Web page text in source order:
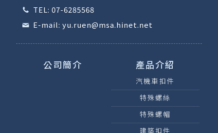
TEL: 07-6285568
E-mail: yu.ruen@msa.hinet.net
公司簡介 產品介紹
汽機車扣件
特殊螺絲
特殊螺帽
建築扣件